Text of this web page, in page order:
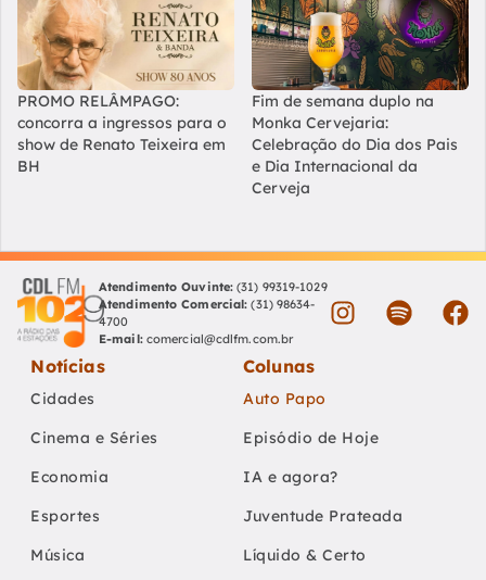
PROMO RELÂMPAGO:
concorra a ingressos para o
show de Renato Teixeira em
BH
Fim de semana duplo na
Monka Cervejaria:
Celebração do Dia dos Pais
e Dia Internacional da
Cerveja
Atendimento Ouvinte: (31) 99319-1029
Atendimento Comercial: (31) 98634-
4700
E-mail: comercial@cdlfm.com.br
Notícias
Cidades
Cinema e Séries
Economia
Esportes
Música
Colunas
Auto Papo
Episódio de Hoje
IA e agora?
Juventude Prateada
Líquido & Certo